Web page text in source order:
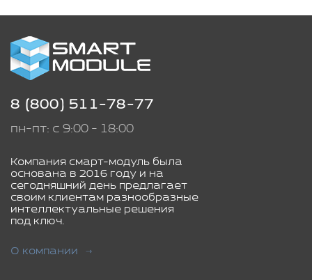
8 (800) 511-78-77
пн-пт: с 9:00 - 18:00
Компания смарт-модуль была
основана в 2016 году и на
сегодняшний день предлагает
своим клиентам разнообразные
интеллектуальные решения
под ключ.
О компании